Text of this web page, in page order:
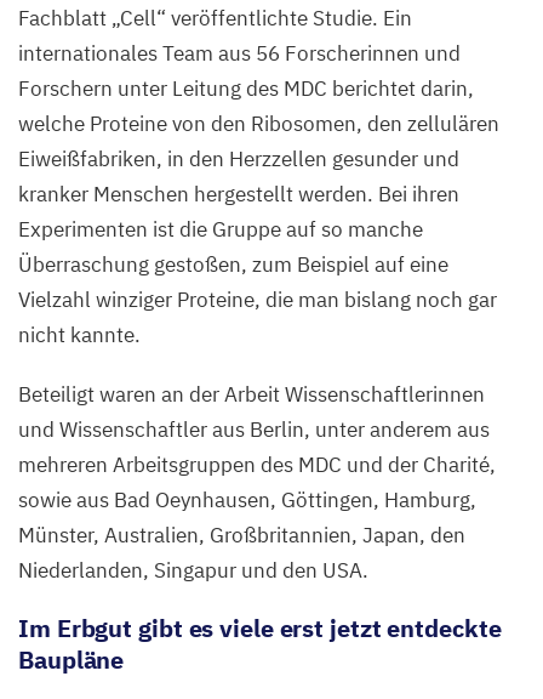
Fachblatt „Cell“ veröffentlichte Studie. Ein
internationales Team aus 56 Forscherinnen und
Forschern unter Leitung des MDC berichtet darin,
welche Proteine von den Ribosomen, den zellulären
Eiweißfabriken, in den Herzzellen gesunder und
kranker Menschen hergestellt werden. Bei ihren
Experimenten ist die Gruppe auf so manche
Überraschung gestoßen, zum Beispiel auf eine
Vielzahl winziger Proteine, die man bislang noch gar
nicht kannte.
Beteiligt waren an der Arbeit Wissenschaftlerinnen
und Wissenschaftler aus Berlin, unter anderem aus
mehreren Arbeitsgruppen des MDC und der Charité,
sowie aus Bad Oeynhausen, Göttingen, Hamburg,
Münster, Australien, Großbritannien, Japan, den
Niederlanden, Singapur und den USA.
Im Erbgut gibt es viele erst jetzt entdeckte
Baupläne